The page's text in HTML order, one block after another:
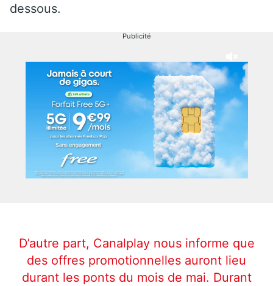
dessous.
Publicité
D’autre part, Canalplay nous informe que
des offres promotionnelles auront lieu
durant les ponts du mois de mai. Durant